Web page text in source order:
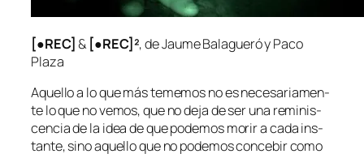
[●REC] & [●REC]², de Jaume Balagueró y Paco
Plaza
Aquello a lo que más te­me­mos no es ne­ce­sa­ria­men­
te lo que no ve­mos, que no de­ja de ser una re­mi­nis­
cen­cia de la idea de que po­de­mos mo­rir a ca­da ins­
tan­te, sino aque­llo que no po­de­mos con­ce­bir co­mo